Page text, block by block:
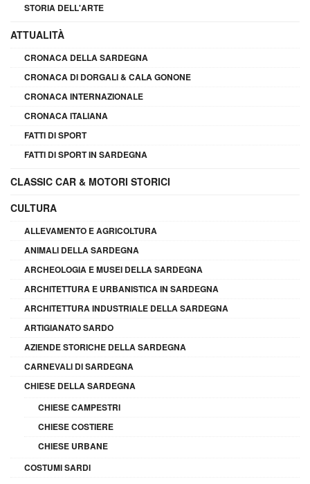
STORIA DELL'ARTE
ATTUALITÀ
CRONACA DELLA SARDEGNA
CRONACA DI DORGALI & CALA GONONE
CRONACA INTERNAZIONALE
CRONACA ITALIANA
FATTI DI SPORT
FATTI DI SPORT IN SARDEGNA
CLASSIC CAR & MOTORI STORICI
CULTURA
ALLEVAMENTO E AGRICOLTURA
ANIMALI DELLA SARDEGNA
ARCHEOLOGIA E MUSEI DELLA SARDEGNA
ARCHITETTURA E URBANISTICA IN SARDEGNA
ARCHITETTURA INDUSTRIALE DELLA SARDEGNA
ARTIGIANATO SARDO
AZIENDE STORICHE DELLA SARDEGNA
CARNEVALI DI SARDEGNA
CHIESE DELLA SARDEGNA
CHIESE CAMPESTRI
CHIESE COSTIERE
CHIESE URBANE
COSTUMI SARDI